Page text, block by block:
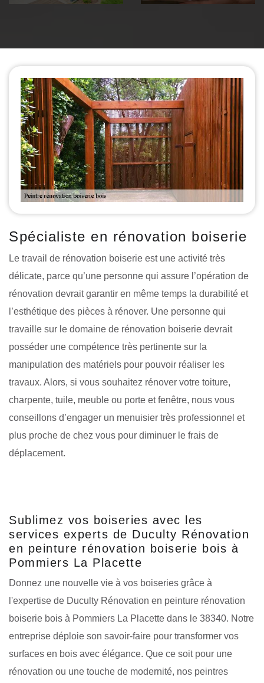
Spécialiste en rénovation boiserie
Le travail de rénovation boiserie est une activité très
délicate, parce qu’une personne qui assure l’opération de
rénovation devrait garantir en même temps la durabilité et
l’esthétique des pièces à rénover. Une personne qui
travaille sur le domaine de rénovation boiserie devrait
posséder une compétence très pertinente sur la
manipulation des matériels pour pouvoir réaliser les
travaux. Alors, si vous souhaitez rénover votre toiture,
charpente, tuile, meuble ou porte et fenêtre, nous vous
conseillons d’engager un menuisier très professionnel et
plus proche de chez vous pour diminuer le frais de
déplacement.
Sublimez vos boiseries avec les
services experts de Duculty Rénovation
en peinture rénovation boiserie bois à
Pommiers La Placette
Donnez une nouvelle vie à vos boiseries grâce à
l'expertise de Duculty Rénovation en peinture rénovation
boiserie bois à Pommiers La Placette dans le 38340. Notre
entreprise déploie son savoir-faire pour transformer vos
surfaces en bois avec élégance. Que ce soit pour une
rénovation ou une touche de modernité, nos peintres